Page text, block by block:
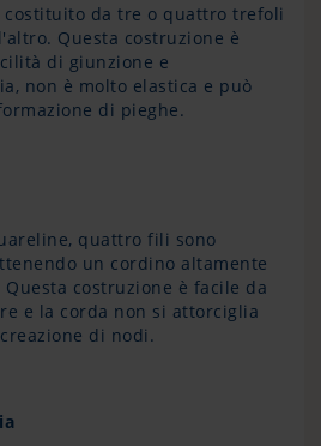
costituito da tre o quattro trefoli
Questa costruzione è
di giunzione e
non è molto elastica e può
di pieghe.
quattro fili sono
un cordino altamente
costruzione è facile da
e la corda non si attorciglia
di nodi.